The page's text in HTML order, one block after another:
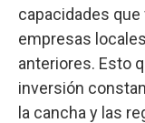
capacidades
empresas
anteriores. Esto
inversión
la cancha y las